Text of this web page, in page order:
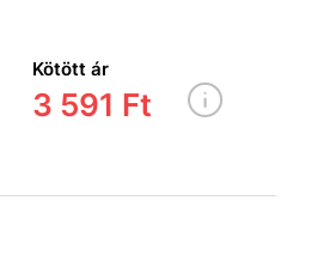
Kötött ár
3 591 Ft